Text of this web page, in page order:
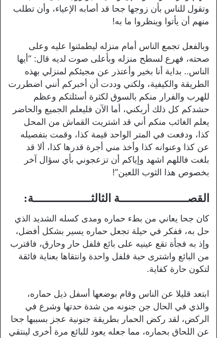
وتقول للناس بأن زوجها جحا قد أصابه الإعياء، وأن تطلب
منهم أن يأتوا وينظروا ما به!
وبالفعل تجمع الناس أمام منزله ليطمئنوا عليه وعلى
صحته، فهرع لسطح منزله وبأعلى صوت لديه قال: “أيها
الناس.. بداية أنا بخير وأعتذر عن مجيئكم لمنزلي بهذه
الطريقة والكيفية، ولكني وددت أن أخبركم أنني اضطررت
للهرب والفرار منكم بالسوق لكثرة أسئلتكم وعظم
حشدكم كل ذلك أربكني، أما الآن فليعلم الجميع والحاضر
يعلم الغائب منكم أني قد اشتريت القماش من المحل
كذا، ودفعت في المتر الواحد قيمة كذا، وقمت بتفصيله
عن كذا وعنوانه كذا وأخذ مني أجرة قدرها كذا، ألا قد
بلغت فاللهم اشهد وإياكم أن تزعجوني بأي سؤال آخر
بخصوص هذا الثوب اللعين”!
القصــــــــــــــــــــة الثالثـــــــــــــــــة:
كان جحا يعاني من بطء حماره ومدى كسله الشديد الذي
حل به، ففكر في حيلة تجعل حماره يسير بشكل أفضل،
وإذ به فجأة تقع عينيه على بائع فلفل حار وحارق، فاقترب
من البائع واشترى حبة فلفل واحدة وانتقاها بعناية فائقة
لتكون حارة كفاية.
ابتعد قليلا عن الناس وقام بوضعها أسفل ذيل حماره،
والذي في الحال جن جنونه من شدة حدتها وشرع في
الركض، لقد ركض الحمار بطريقة جنونية عجز بسببها جحا
عن اللحاق بحماره، مما جعله يعود للبائع مرة أخرى لينتقي